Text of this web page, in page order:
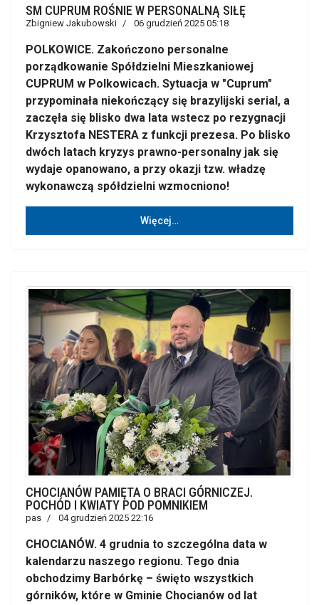
SM CUPRUM ROŚNIE W PERSONALNĄ SIŁĘ
Zbigniew Jakubowski 06 grudzień 2025 05:18
POLKOWICE. Zakończono personalne
porządkowanie Spółdzielni Mieszkaniowej
CUPRUM w Polkowicach. Sytuacja w "Cuprum"
przypominała niekończący się brazylijski serial, a
zaczęła się blisko dwa lata wstecz po rezygnacji
Krzysztofa NESTERA z funkcji prezesa. Po blisko
dwóch latach kryzys prawno-personalny jak się
wydaje opanowano, a przy okazji tzw. władzę
wykonawczą spółdzielni wzmocniono!
Więcej…
CHOCIANÓW PAMIĘTA O BRACI GÓRNICZEJ.
POCHÓD I KWIATY POD POMNIKIEM
pas 04 grudzień 2025 22:16
CHOCIANÓW. 4 grudnia to szczególna data w
kalendarzu naszego regionu. Tego dnia
obchodzimy Barbórkę – święto wszystkich
górników, które w Gminie Chocianów od lat